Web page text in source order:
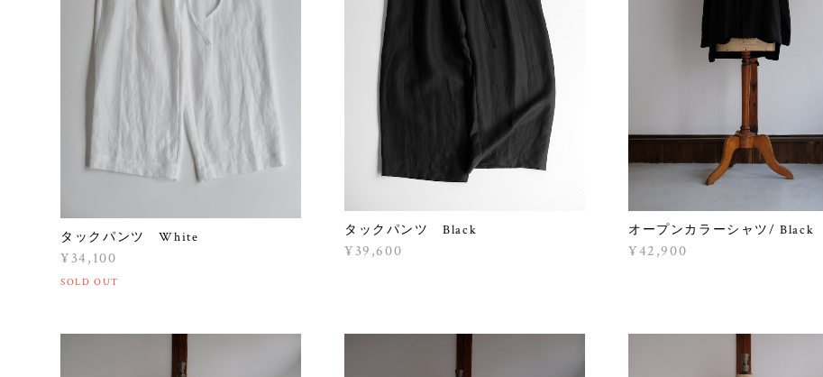
タックパンツ White
¥34,100
SOLD OUT
タックパンツ Black
¥39,600
オープンカラーシャツ/ Black
¥42,900